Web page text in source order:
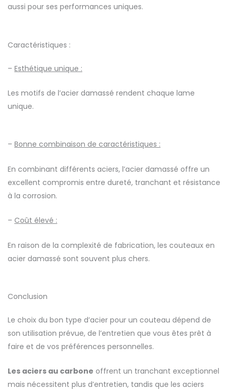
aussi pour ses performances uniques.
Caractéristiques :
– Esthétique unique :
Les motifs de l’acier damassé rendent chaque lame
unique.
– Bonne combinaison de caractéristiques :
En combinant différents aciers, l’acier damassé offre un
excellent compromis entre dureté, tranchant et résistance
à la corrosion.
– Coût élevé :
En raison de la complexité de fabrication, les couteaux en
acier damassé sont souvent plus chers.
Conclusion
Le choix du bon type d’acier pour un couteau dépend de
son utilisation prévue, de l’entretien que vous êtes prêt à
faire et de vos préférences personnelles.
Les aciers au carbone offrent un tranchant exceptionnel
mais nécessitent plus d’entretien, tandis que les aciers